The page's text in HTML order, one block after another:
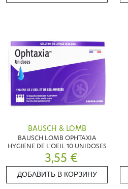
BAUSCH & LOMB
BAUSCH LOMB OPHTAXIA
HYGIENE DE L'OEIL 10 UNIDOSES
3,55 €
ДОБАВИТЬ В КОРЗИНУ